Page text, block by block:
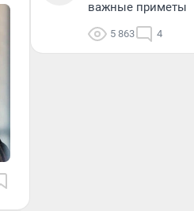
важные приметы
5 863 4